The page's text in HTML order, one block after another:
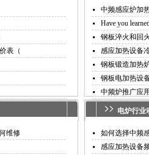
表（
维修
中频感应炉加
Have you
钢板淬火和回
感应加热设备
钢板锻造加热
钢板电加热设
中频炉推广应
电炉行业
如何选择中频
感应加热设备